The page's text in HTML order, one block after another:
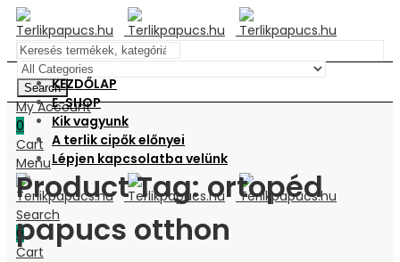
Search
My Account
0
Cart
Menu
Search
0
Cart
KEZDŐLAP
E-SHOP
Kik vagyunk
A terlik cipők előnyei
Lépjen kapcsolatba velünk
Product Tag: ortopéd
papucs otthon